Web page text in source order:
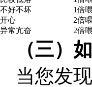
不好不坏
1倍
开心
2倍
异常亢奋
2倍
（三）
当您发